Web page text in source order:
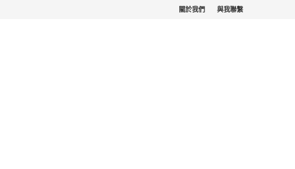
苗栗寵物友善。栗...
關於我們 與我聯繫